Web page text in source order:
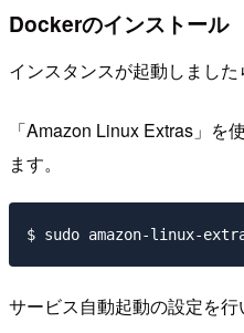
Dockerのインストール
インスタンスが起動しました
「Amazon Linux Extras」を
ます。
サービス自動起動の設定を行